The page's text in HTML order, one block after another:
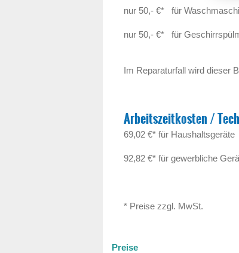
nur 50,- €* für
nur 50,- €* für
Im Reparaturfall wird dieser
Arbeitszeitkosten /
69,02 €* für Haushaltsgeräte
92,82 €* für gewerbliche
* Preise zzgl. MwSt.
Preise